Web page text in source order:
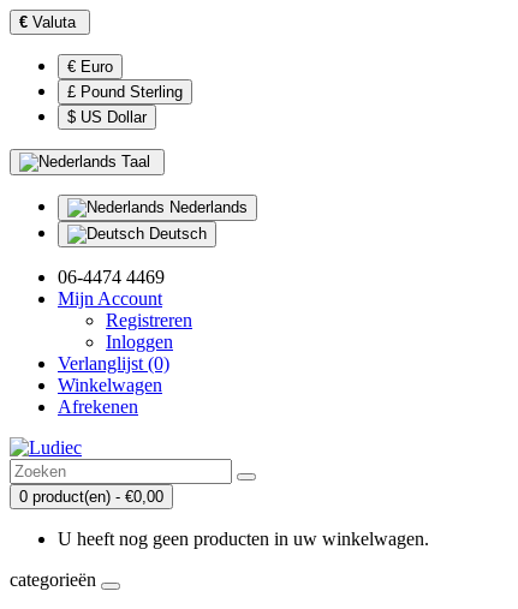
€ Valuta
€ Euro
£ Pound Sterling
$ US Dollar
Taal
Nederlands
Deutsch
06-4474 4469
Mijn Account
Registreren
Inloggen
Verlanglijst (0)
Winkelwagen
Afrekenen
0 product(en) - €0,00
U heeft nog geen producten in uw winkelwagen.
categorieën